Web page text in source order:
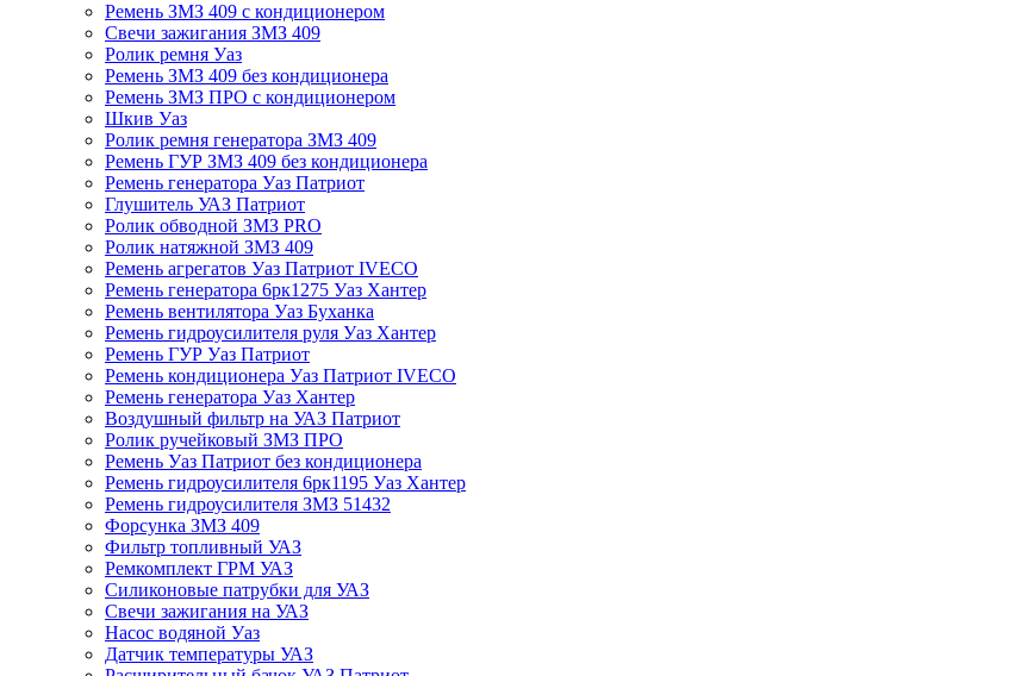
Ремень ЗМЗ 409 с кондиционером
Свечи зажигания ЗМЗ 409
Ролик ремня Уаз
Ремень ЗМЗ 409 без кондиционера
Ремень ЗМЗ ПРО с кондиционером
Шкив Уаз
Ролик ремня генератора ЗМЗ 409
Ремень ГУР ЗМЗ 409 без кондиционера
Ремень генератора Уаз Патриот
Глушитель УАЗ Патриот
Ролик обводной ЗМЗ PRO
Ролик натяжной ЗМЗ 409
Ремень агрегатов Уаз Патриот IVECO
Ремень генератора 6рк1275 Уаз Хантер
Ремень вентилятора Уаз Буханка
Ремень гидроусилителя руля Уаз Хантер
Ремень ГУР Уаз Патриот
Ремень кондиционера Уаз Патриот IVECO
Ремень генератора Уаз Хантер
Воздушный фильтр на УАЗ Патриот
Ролик ручейковый ЗМЗ ПРО
Ремень Уаз Патриот без кондиционера
Ремень гидроусилителя 6рк1195 Уаз Хантер
Ремень гидроусилителя ЗМЗ 51432
Форсунка ЗМЗ 409
Фильтр топливный УАЗ
Ремкомплект ГРМ УАЗ
Силиконовые патрубки для УАЗ
Свечи зажигания на УАЗ
Насос водяной Уаз
Датчик температуры УАЗ